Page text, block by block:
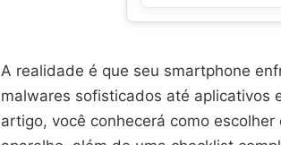
A realidade é que seu smartphone
malwares sofisticados até aplicativos
artigo, você conhecerá como